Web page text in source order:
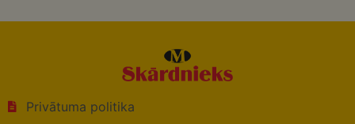
Privātuma politika